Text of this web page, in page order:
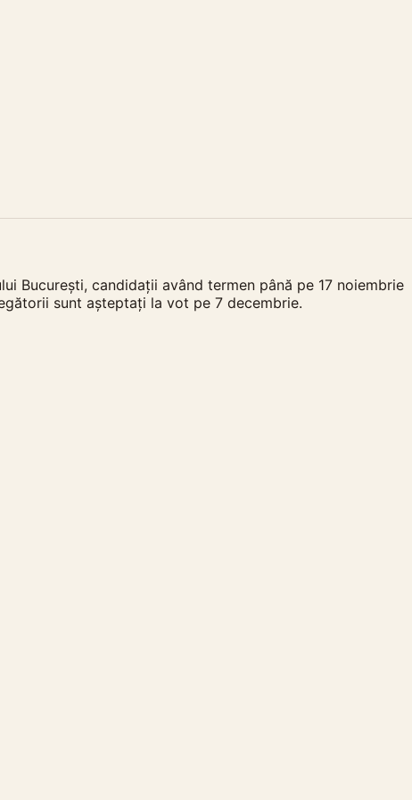
București, candidații având termen până pe 17 noiembrie
sunt așteptați la vot pe 7 decembrie.